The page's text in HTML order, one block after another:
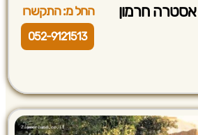
החל מ: התקשרו
052-9121513